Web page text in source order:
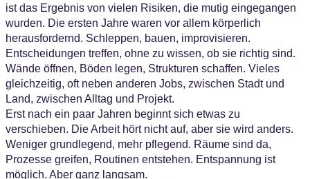
ist das Ergebnis von vielen Risiken, die mutig eingegangen
wurden. Die ersten Jahre waren vor allem körperlich
herausfordernd. Schleppen, bauen, improvisieren.
Entscheidungen treffen, ohne zu wissen, ob sie richtig sind.
Wände öffnen, Böden legen, Strukturen schaffen. Vieles
gleichzeitig, oft neben anderen Jobs, zwischen Stadt und
Land, zwischen Alltag und Projekt.
Erst nach ein paar Jahren beginnt sich etwas zu
verschieben. Die Arbeit hört nicht auf, aber sie wird anders.
Weniger grundlegend, mehr pflegend. Räume sind da,
Prozesse greifen, Routinen entstehen. Entspannung ist
möglich. Aber ganz langsam.